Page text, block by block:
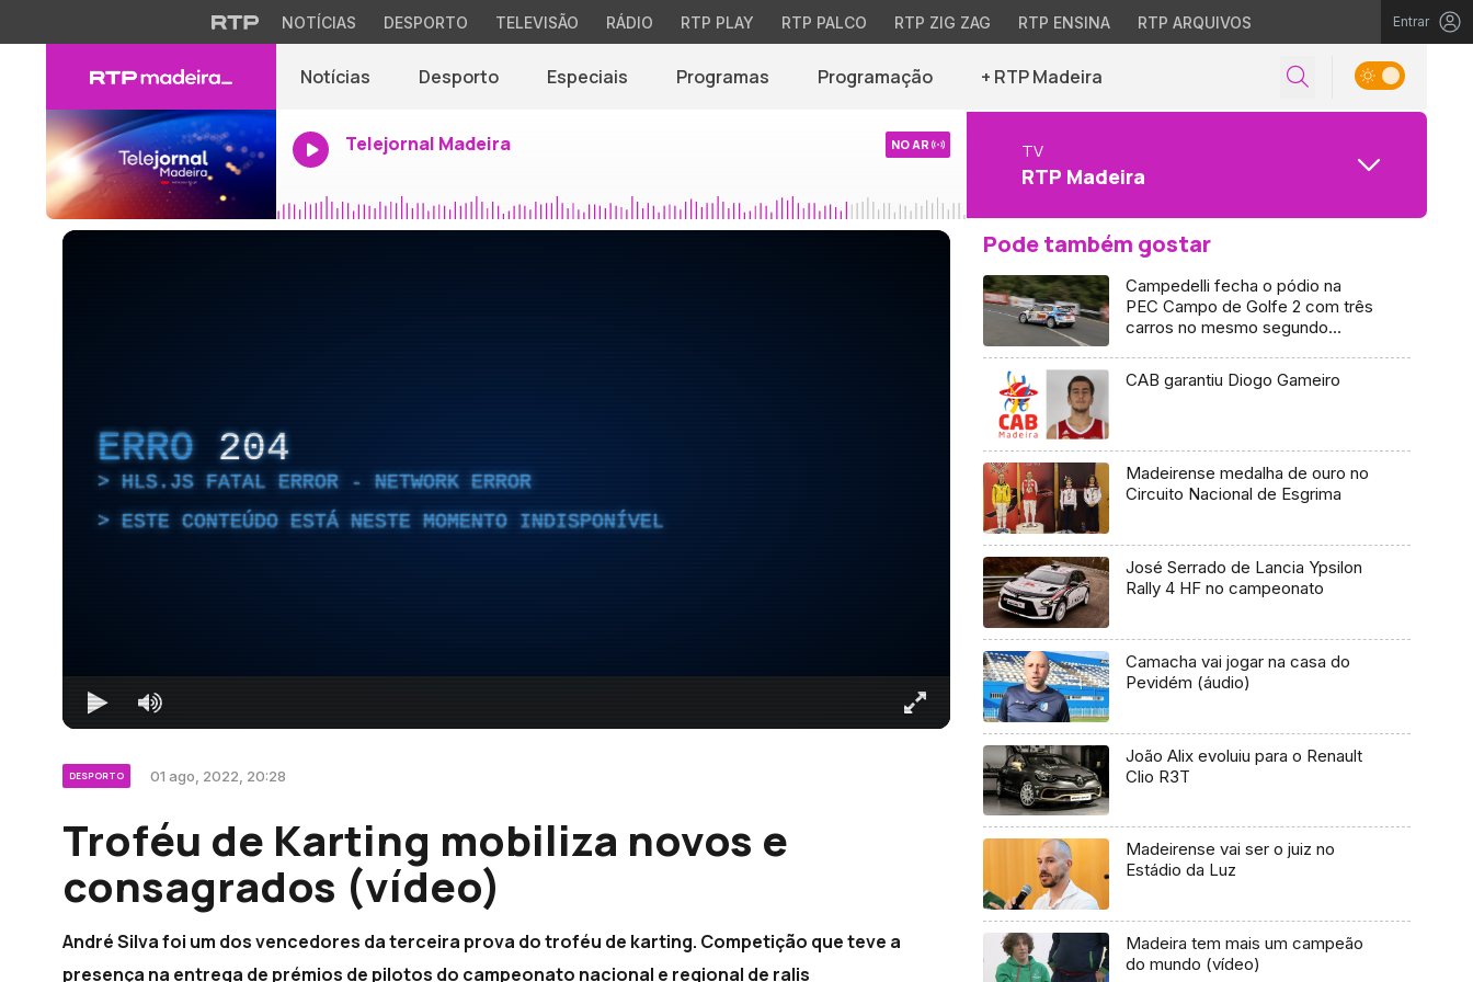
NOTÍCIAS DESPORTO TELEVISÃO RÁDIO RTP PLAY RTP PALCO RTP ZIG ZAG RTP ENSINA RTP ARQUIVOS Entrar
Notícias Desporto Especiais Programas Programação + RTP Madeira
Telejornal Madeira NO AR TV
RTP Madeira
ERRO 204
HLS.JS FATAL ERROR - NETWORK ERROR
ESTE CONTEÚDO ESTÁ NESTE MOMENTO INDISPONÍVEL
DESPORTO 01 ago, 2022, 20:28
Troféu de Karting mobiliza novos e
consagrados (vídeo)
André Silva foi um dos vencedores da terceira prova do troféu de karting. Competição que teve a
presença na entrega de prémios de pilotos do campeonato nacional e regional de ralis
Pode também gostar
Campedelli fecha o pódio na
PEC Campo de Golfe 2 com três
carros no mesmo segundo
CAB garantiu Diogo Gameiro
Madeirense medalha de ouro no
Circuito Nacional de Esgrima
José Serrado de Lancia Ypsilon
Rally 4 HF no campeonato
Camacha vai jogar na casa do
Pevidém (áudio)
João Alix evoluiu para o Renault
Clio R3T
Madeirense vai ser o juiz no
Estádio da Luz
Madeira tem mais um campeão
do mundo (vídeo)